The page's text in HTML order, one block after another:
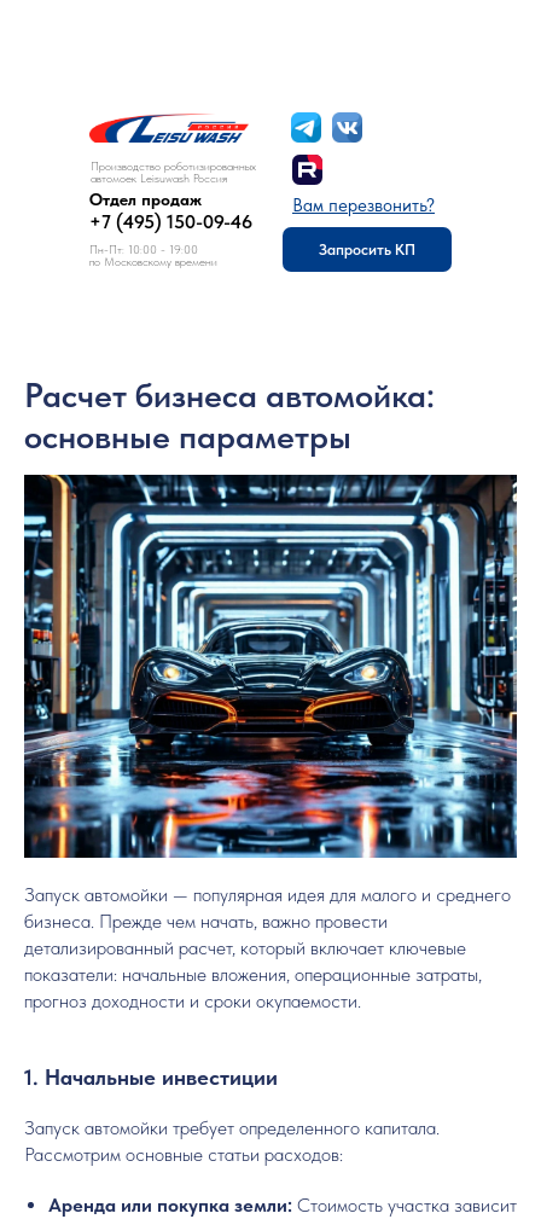
Производство роботизированных
автомоек Leisuwash Россия
+7 (495) 150-09-46
Отдел продаж
Пн-Пт: 10:00 - 19:00
по Московскому времени
Вам перезвонить?
Запросить КП
Расчет бизнеса автомойка:
основные параметры
Запуск автомойки — популярная идея для малого и среднего
бизнеса. Прежде чем начать, важно провести
детализированный расчет, который включает ключевые
показатели: начальные вложения, операционные затраты,
прогноз доходности и сроки окупаемости.
1. Начальные инвестиции
Запуск автомойки требует определенного капитала.
Рассмотрим основные статьи расходов:
Аренда или покупка земли: Стоимость участка зависит